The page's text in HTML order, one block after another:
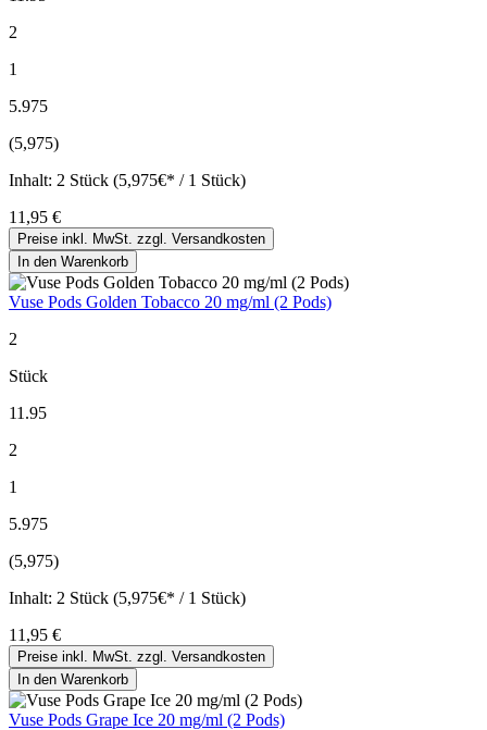
2
1
5.975
(5,975)
Inhalt: 2 Stück (5,975€* / 1 Stück)
11,95 €
Preise inkl. MwSt. zzgl. Versandkosten
In den Warenkorb
Vuse Pods Golden Tobacco 20 mg/ml (2 Pods)
2
Stück
11.95
2
1
5.975
(5,975)
Inhalt: 2 Stück (5,975€* / 1 Stück)
11,95 €
Preise inkl. MwSt. zzgl. Versandkosten
In den Warenkorb
Vuse Pods Grape Ice 20 mg/ml (2 Pods)